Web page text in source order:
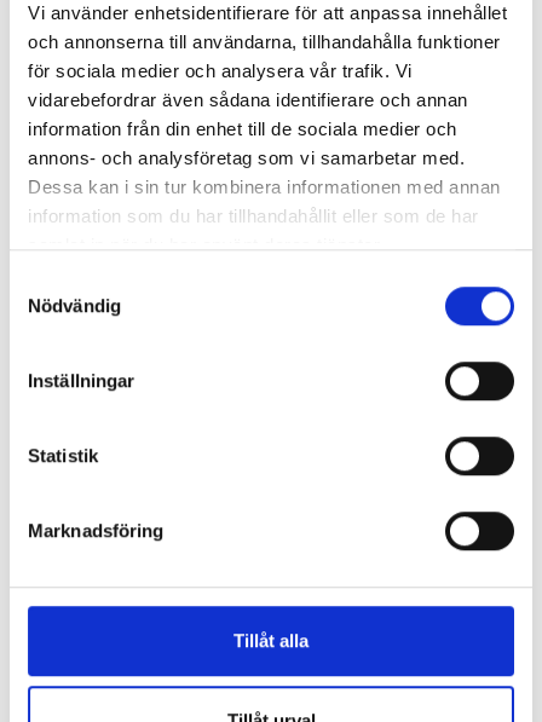
Vi använder enhetsidentifierare för att anpassa innehållet
och annonserna till användarna, tillhandahålla funktioner
för sociala medier och analysera vår trafik. Vi
vidarebefordrar även sådana identifierare och annan
information från din enhet till de sociala medier och
annons- och analysföretag som vi samarbetar med.
Dessa kan i sin tur kombinera informationen med annan
information som du har tillhandahållit eller som de har
samlat in när du har använt deras tjänster.
Nödvändig
Inställningar
Statistik
Marknadsföring
Tillåt alla
vanliga kontorskomplexen.
Förutom att få ta del av upplevelsen Dear
Economy kommer deltagarna även att få mer
information omSonyas kulturhus.
Dear Economy är ingen panel, inget keynote-tal och
definitivt inte business as usual. Det är en prisbelönt
immersiv upplevelse som bjuder in dig att känna vägen
genom kollapsen av gamla system – och skymta
konturerna av något nytt. Det är en berättelse om att
omforma det vi länge har betraktat som oundvikligt.